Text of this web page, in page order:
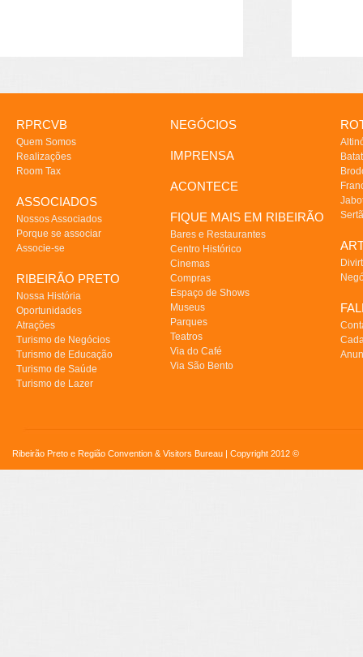
RPRCVB
Quem Somos
Realizações
Room Tax
ASSOCIADOS
Nossos Associados
Porque se associar
Associe-se
RIBEIRÃO PRETO
Nossa História
Oportunidades
Atrações
Turismo de Negócios
Turismo de Educação
Turismo de Saúde
Turismo de Lazer
NEGÓCIOS
IMPRENSA
ACONTECE
FIQUE MAIS EM RIBEIRÃO
Bares e Restaurantes
Centro Histórico
Cinemas
Compras
Espaço de Shows
Museus
Parques
Teatros
Via do Café
Via São Bento
Ribeirão Preto e Região Convention & Visitors Bureau | Copyright 2012 ©